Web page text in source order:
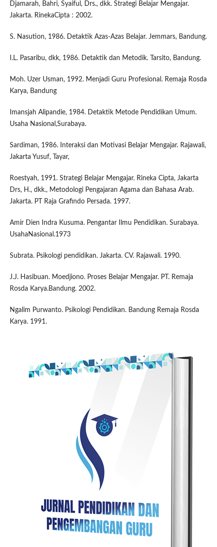
Djamarah, Bahri, Syaiful, Drs., dkk. Strategi Belajar Mengajar.
Jakarta. RinekaCipta : 2002.
S. Nasution, 1986. Detaktik Azas-Azas Belajar. Jemmars, Bandung.
I.L. Pasaribu, dkk, 1986. Detaktik dan Metodik. Tarsito, Bandung.
Moh. Uzer Usman, 1992. Menjadi Guru Profesional. Remaja Rosda
Karya, Bandung
Imansjah Alipandie, 1984. Detaktik Metode Pendidikan Umum.
Usaha Nasional,Surabaya.
Sardiman, 1986. Interaksi dan Motivasi Belajar Mengajar. Rajawali,
Jakarta Yusuf, Tayar,
Roestyah, 1991. Strategi Belajar Mengajar. Rineka Cipta, Jakarta
Drs, H., dkk., Metodologi Pengajaran Agama dan Bahasa Arab.
Jakarta. PT Raja Grafindo Persada. 1997.
Amir Dien Indra Kusuma. Pengantar Ilmu Pendidikan. Surabaya.
UsahaNasional.1973
Subrata. Psikologi pendidikan. Jakarta. CV. Rajawali. 1990.
J.J. Hasibuan. Moedjiono. Proses Belajar Mengajar. PT. Remaja
Rosda Karya.Bandung. 2002.
Ngalim Purwanto. Psikologi Pendidikan. Bandung Remaja Rosda
Karya. 1991.